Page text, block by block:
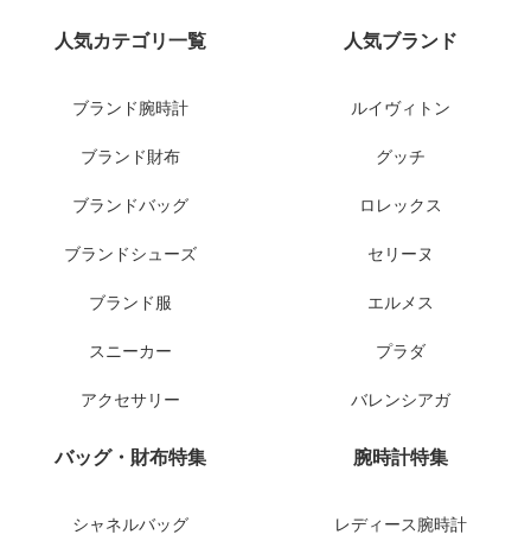
人気カテゴリ一覧
ブランド腕時計
ブランド財布
ブランドバッグ
ブランドシューズ
ブランド服
スニーカー
アクセサリー
人気ブランド
ルイヴィトン
グッチ
ロレックス
セリーヌ
エルメス
プラダ
バレンシアガ
バッグ・財布特集
シャネルバッグ
腕時計特集
レディース腕時計